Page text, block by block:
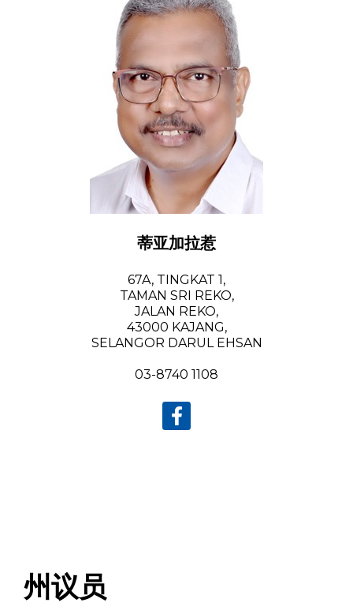
蒂亚加拉惹
67A, TINGKAT 1,
TAMAN SRI REKO,
JALAN REKO,
43000 KAJANG,
SELANGOR DARUL EHSAN
03-8740 1108
州议员